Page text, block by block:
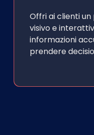
Offri ai clienti
visivo e
informazioni
prendere